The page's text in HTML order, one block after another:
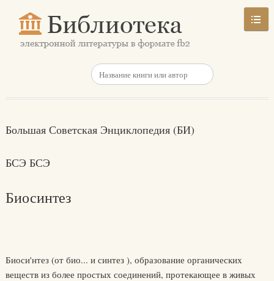
Большая Советская Энциклопедия (БИ)
БСЭ БСЭ
Биосинтез
Биоси'нтез (от био... и синтез ), образование органических
веществ из более простых соединений, протекающее в живых